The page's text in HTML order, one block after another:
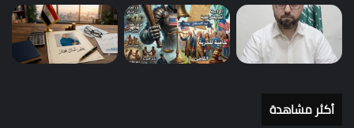
أكثر مشاهدة